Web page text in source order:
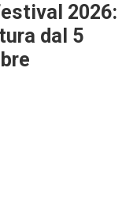
2026:
dal 5